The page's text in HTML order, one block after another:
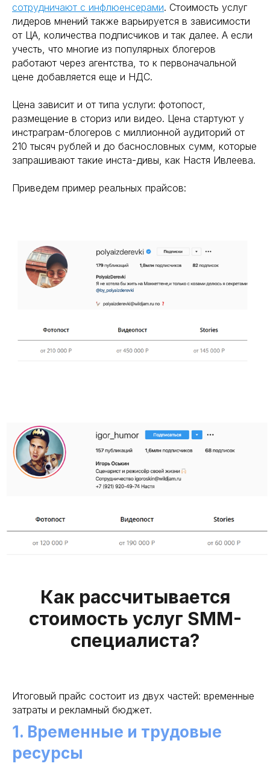
сотрудничают с инфлюенсерами. Стоимость услуг
лидеров мнений также варьируется в зависимости
от ЦА, количества подписчиков и так далее. А если
учесть, что многие из популярных блогеров
работают через агентства, то к первоначальной
цене добавляется еще и НДС.
Цена зависит и от типа услуги: фотопост,
размещение в сториз или видео. Цена стартуют у
инстраграм-блогеров с миллионной аудиторий от
210 тысяч рублей и до баснословных сумм, которые
запрашивают такие инста-дивы, как Настя Ивлеева.
Приведем пример реальных прайсов:
Как рассчитывается
стоимость услуг SMM-
специалиста?
Итоговый прайс состоит из двух частей: временные
затраты и рекламный бюджет.
1. Временные и трудовые
ресурсы